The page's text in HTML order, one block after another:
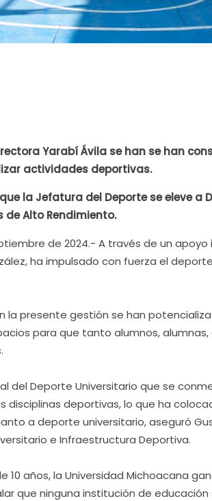
Yarabí Ávila se han se han
actividades deportivas.
la Jefatura del Deporte se eleve a
Alto Rendimiento.
de 2024.- A través de un
ha impulsado con fuerza el
la presente gestión se han
para que tanto alumnos,
del Deporte Universitario que se
disciplinas deportivas, lo que ha
a deporte universitario, aseguró
e Infraestructura Deportiva.
10 años, la Universidad Michoacana
que ninguna institución de